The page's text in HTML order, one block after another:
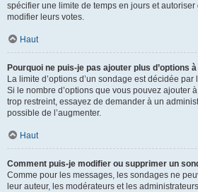
spécifier une limite de temps en jours et
modifier leurs votes.
Haut
Pourquoi ne puis-je pas ajouter plus d’options
La limite d’options d’un sondage est décidée
Si le nombre d’options que vous pouvez ajouter
trop restreint, essayez de demander à un
possible de l’augmenter.
Haut
Comment puis-je modifier ou supprimer un
Comme pour les messages, les sondages ne
leur auteur, les modérateurs et les